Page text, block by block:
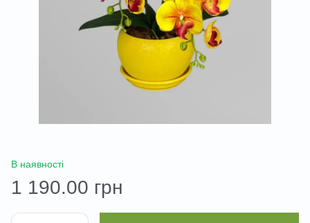
В наявності
1 190.00 грн